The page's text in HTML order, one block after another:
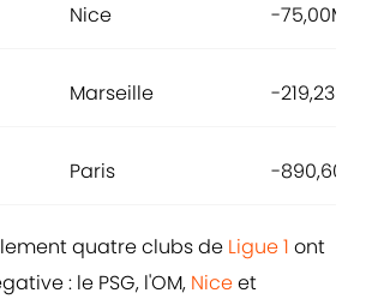
Nice -75,00M€
Marseille -219,23M€
Paris -
quatre clubs de Ligue 1 ont
: le PSG, l'OM, Niceet